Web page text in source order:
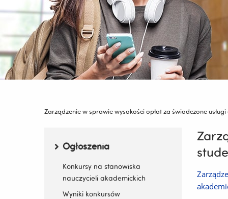
Zarządzenie w sprawie wysokości opłat za świadczone
Menu boczne
Ogłoszenia
Zwiń / rozwiń submenu
Konkursy na stanowiska
nauczycieli akademickich
Wyniki konkursów